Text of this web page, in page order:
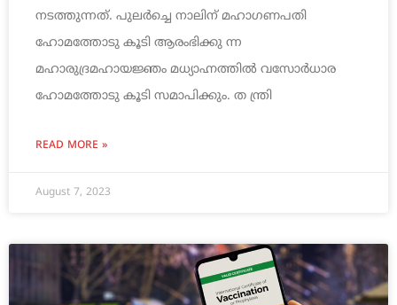
നടത്തുന്നത്. പുലര്‍ച്ചെ നാലിന് മഹാഗണപതി
ഹോമത്തോടു കൂടി ആരംഭിക്കു ന്ന
മഹാരുദ്രമഹായജ്ഞം മധ്യാഹ്നത്തില്‍ വസോര്‍ധാര
ഹോമത്തോടു കൂടി സമാപിക്കും. ത ന്ത്രി
READ MORE »
August 7, 2023